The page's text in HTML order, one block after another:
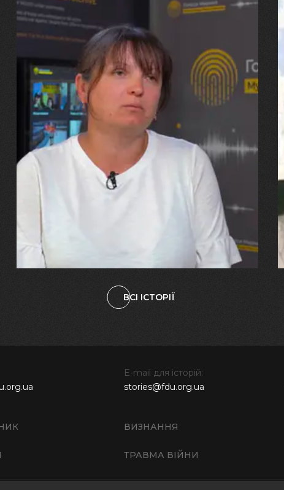
29.07.2026
Марина, Ваїд та Аміна Харченко
"Попри всі втрати, ми не
зламалися: тепер я бачу
свого вбитого чоловіка у
наших дітях"
ВСІ ІСТОРІЇ
ВИЗНАННЯ
ТРАВМА ВІЙНИ
E-mail для історій:
stories@fdu.org.ua